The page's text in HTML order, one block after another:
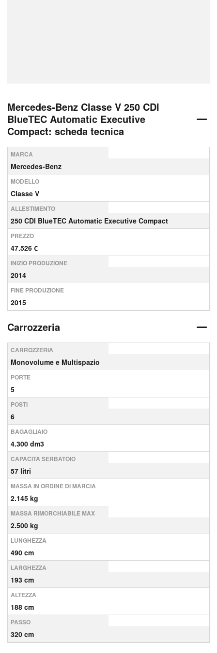
Mercedes-Benz Classe V 250 CDI
BlueTEC Automatic Executive
Compact: scheda tecnica
MARCA
Mercedes-Benz
MODELLO
Classe V
ALLESTIMENTO
250 CDI BlueTEC Automatic Executive Compact
PREZZO
47.526 €
INIZIO PRODUZIONE
2014
FINE PRODUZIONE
2015
Carrozzeria
CARROZZERIA
Monovolume e Multispazio
PORTE
5
POSTI
6
BAGAGLIAIO
4.300 dm3
CAPACITÀ SERBATOIO
57 litri
MASSA IN ORDINE DI MARCIA
2.145 kg
MASSA RIMORCHIABILE MAX
2.500 kg
LUNGHEZZA
490 cm
LARGHEZZA
193 cm
ALTEZZA
188 cm
PASSO
320 cm